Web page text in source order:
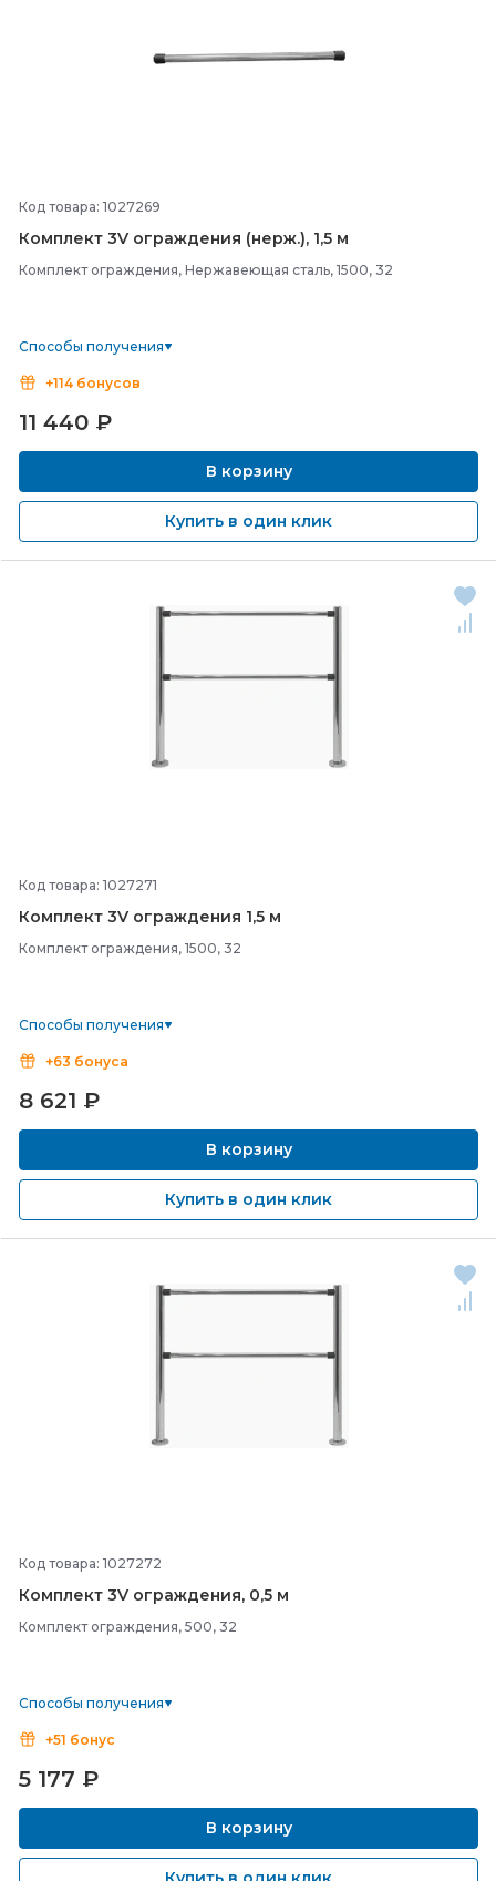
Код товара: 1027269
Комплект 3V ограждения (нерж.), 1,5 м
Комплект ограждения, Нержавеющая сталь, 1500, 32
Способы получения
+114 бонусов
11 440 ₽
В корзину
Купить в один клик
Код товара: 1027271
Комплект 3V ограждения 1,5 м
Комплект ограждения, 1500, 32
Способы получения
+63 бонуса
8 621 ₽
В корзину
Купить в один клик
Код товара: 1027272
Комплект 3V ограждения, 0,5 м
Комплект ограждения, 500, 32
Способы получения
+51 бонус
5 177 ₽
В корзину